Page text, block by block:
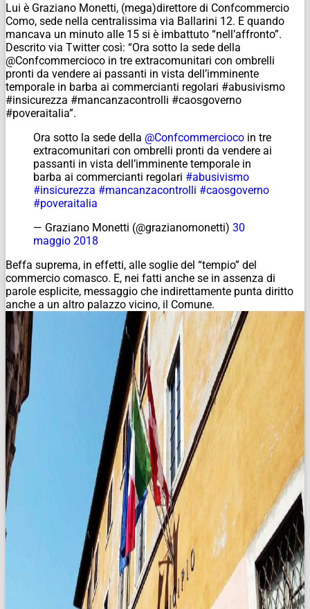
Lui è Graziano Monetti, (mega)direttore di Confcommercio
Como, sede nella centralissima via Ballarini 12. E quando
mancava un minuto alle 15 si è imbattuto “nell’affronto”.
Descrito via Twitter così: “Ora sotto la sede della
@Confcommercioco in tre extracomunitari con ombrelli
pronti da vendere ai passanti in vista dell’imminente
temporale in barba ai commercianti regolari #abusivismo
#insicurezza #mancanzacontrolli #caosgoverno
#poveraitalia”.
Ora sotto la sede della @Confcommercioco in tre
extracomunitari con ombrelli pronti da vendere ai
passanti in vista dell’imminente temporale in
barba ai commercianti regolari #abusivismo
#insicurezza #mancanzacontrolli #caosgoverno
#poveraitalia
— Graziano Monetti (@grazianomonetti) 30
maggio 2018
Beffa suprema, in effetti, alle soglie del “tempio” del
commercio comasco. E, nei fatti anche se in assenza di
parole esplicite, messaggio che indirettamente punta diritto
anche a un altro palazzo vicino, il Comune.